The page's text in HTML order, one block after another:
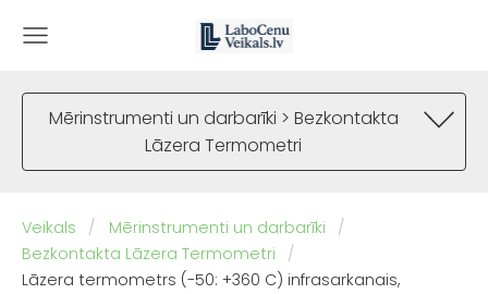
Mērinstrumenti un darbarīki > Bezkontakta
Lāzera Termometri
Veikals
Mērinstrumenti un darbarīki
Bezkontakta Lāzera Termometri
Lāzera termometrs (-50: +360 C) infrasarkanais,